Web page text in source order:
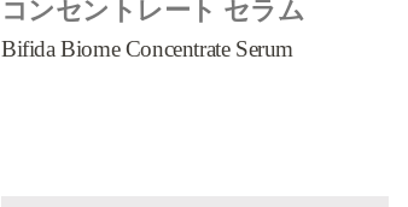
コンセントレート セラム
Bifida Biome Concentrate Serum